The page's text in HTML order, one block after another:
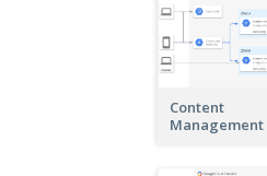
Content
Management